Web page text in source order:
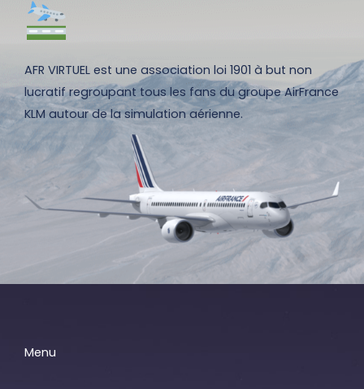
AFR VIRTUEL est une association loi 1901 à but non
lucratif regroupant tous les fans du groupe AirFrance
KLM autour de la simulation aérienne.
Menu